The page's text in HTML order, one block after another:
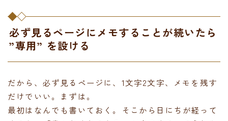
必ず見るページにメモすることが続いたら
”専用” を設ける
だから、必ず見るページに、1文字2文字、メモを残す
だけでいい。まずは。
最初はなんでも書いておく。そこから日にちが経って